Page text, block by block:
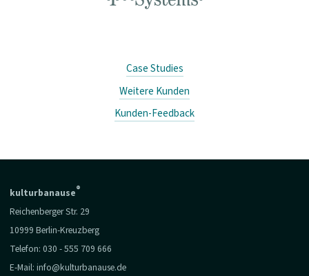
Case Studies
Weitere Kunden
Kunden-Feedback
kulturbanause®
Reichenberger Str. 29
10999 Berlin-Kreuzberg
Telefon: 030 - 555 709 666
E-Mail: info@kulturbanause.de